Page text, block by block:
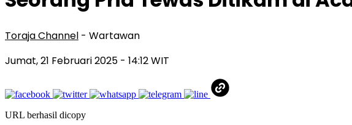
Toraja Channel - Wartawan
Jumat, 21 Februari 2025 - 14:12 WIT
URL berhasil dicopy